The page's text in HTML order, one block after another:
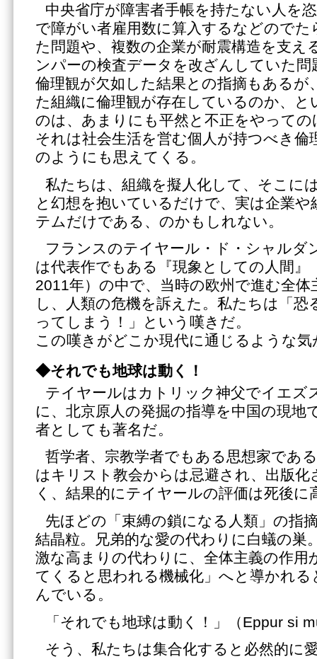
中央省庁が障害者手帳を持たない人を
で障がい者雇用数に算入するなどので
た問題や、複数の企業が耐震構造を支え
ンパーの検査データを改ざんしていた
倫理観が欠如した結果との指摘もあるが
た組織に倫理観が存在しているのか、
のは、あまりにも平然と不正をやって
それは社会生活を営む個人が持つべき倫
のようにも思えてくる。
私たちは、組織を擬人化して、そこに
と幻想を抱いているだけで、実は企業
テムだけである、のかもしれない。
フランスのテイヤール・ド・シャルダ
は代表作でもある『現象としての人間』
2011年）の中で、当時の欧州で進む全
し、人類の危機を訴えた。私たちは「恐
ってしまう！」という嘆きだ。
この嘆きがどこか現代に通じるような
◆それでも地球は動く！
テイヤールはカトリック神父でイエズ
に、北京原人の発掘の指導を中国の現地
者としても著名だ。
哲学者、宗教学者でもある思想家であ
はキリスト教会からは忌避され、出版
く、結果的にテイヤールの評価は死後に
先ほどの「束縛の鎖になる人類」の指
結晶粒。兄弟的な愛の代わりに白蟻の巣
激な高まりの代わりに、全体主義の作用
てくると思われる機械化」へと導かれ
んでいる。
「それでも地球は動く！」（Eppur si
そう、私たちは集合化すると必然的に